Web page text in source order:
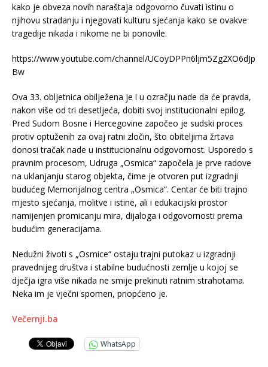
kako je obveza novih naraštaja odgovorno čuvati istinu o
njihovu stradanju i njegovati kulturu sjećanja kako se ovakve
tragedije nikada i nikome ne bi ponovile.
https://www.youtube.com/channel/UCoyDPPn6ljm5Zg2XO6dJp
Bw
Ova 33. obljetnica obilježena je i u ozračju nade da će pravda,
nakon više od tri desetljeća, dobiti svoj institucionalni epilog.
Pred Sudom Bosne i Hercegovine započeo je sudski proces
protiv optuženih za ovaj ratni zločin, što obiteljima žrtava
donosi tračak nade u institucionalnu odgovornost. Usporedo s
pravnim procesom, Udruga „Osmica“ započela je prve radove
na uklanjanju starog objekta, čime je otvoren put izgradnji
budućeg Memorijalnog centra „Osmica“. Centar će biti trajno
mjesto sjećanja, molitve i istine, ali i edukacijski prostor
namijenjen promicanju mira, dijaloga i odgovornosti prema
budućim generacijama.
Nedužni životi s „Osmice“ ostaju trajni putokaz u izgradnji
pravednijeg društva i stabilne budućnosti zemlje u kojoj se
dječja igra više nikada ne smije prekinuti ratnim strahotama.
Neka im je vječni spomen, priopćeno je.
Večernji.ba
WhatsApp